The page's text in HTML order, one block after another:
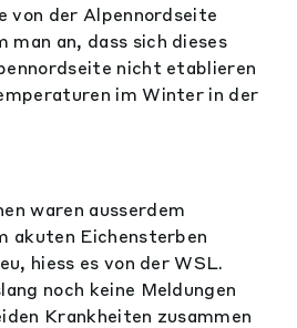
von der Alpennordseite
man an, dass sich dieses
nicht etablieren
im Winter in der
waren ausserdem
akuten Eichensterben
hiess es von der WSL.
noch keine Meldungen
Krankheiten zusammen